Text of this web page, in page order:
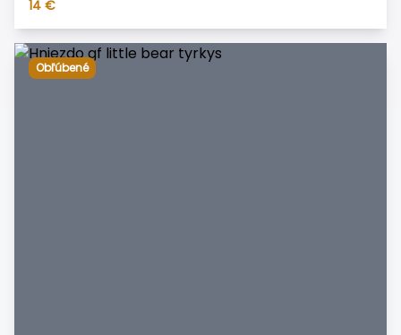
14 €
Obľúbené